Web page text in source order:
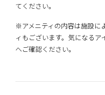
てください。
※アメニティの内容は施設に
ィもございます。気になる
へご確認ください。